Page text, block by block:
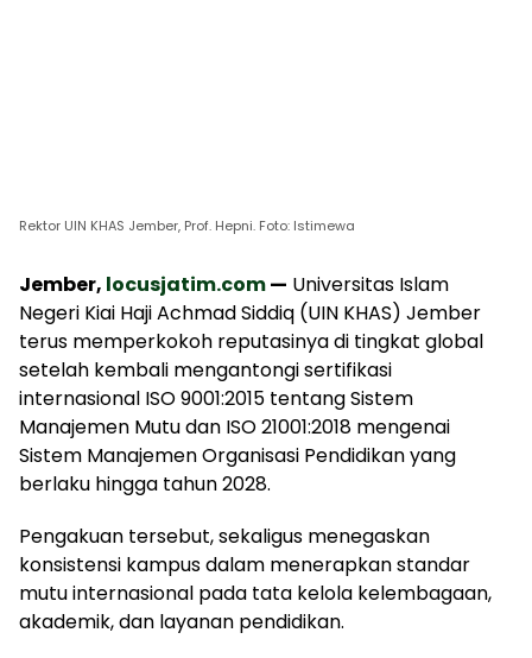
Rektor UIN KHAS Jember, Prof. Hepni. Foto: Istimewa
Jember, locusjatim.com— Universitas Islam
Negeri Kiai Haji Achmad Siddiq (UIN KHAS) Jember
terus memperkokoh reputasinya di tingkat global
setelah kembali mengantongi sertifikasi
internasional ISO 9001:2015 tentang Sistem
Manajemen Mutu dan ISO 21001:2018 mengenai
Sistem Manajemen Organisasi Pendidikan yang
berlaku hingga tahun 2028.
Pengakuan tersebut, sekaligus menegaskan
konsistensi kampus dalam menerapkan standar
mutu internasional pada tata kelola kelembagaan,
akademik, dan layanan pendidikan.